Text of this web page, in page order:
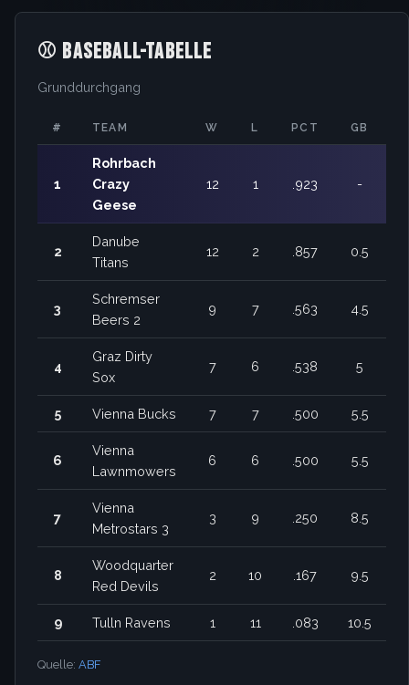
⚾ BASEBALL-TABELLE
Grunddurchgang
# TEAM W L PCT GB
1
Rohrbach
Crazy
Geese
12 1 .923 -
2
Danube
Titans
12 2 .857 0.5
3
Schremser
Beers 2
9 7 .563 4.5
4
Graz Dirty
Sox
7 6 .538 5
5 Vienna Bucks 7 7 .500 5.5
6
Vienna
Lawnmowers
6 6 .500 5.5
7
Vienna
Metrostars 3
3 9 .250 8.5
8
Woodquarter
Red Devils
2 10 .167 9.5
9 Tulln Ravens 1 11 .083 10.5
Quelle: ABF